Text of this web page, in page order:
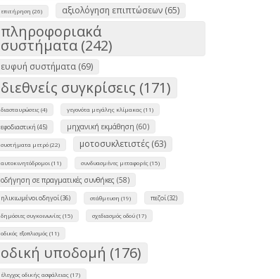
επιτήρηση (26) αξιολόγηση επιπτώσεων (65)
πληροφοριακά
συστήματα (242)
ευφυή συστήματα (69)
διεθνείς συγκρίσεις (171)
διασταυρώσεις (4) γεγονότα μεγάλης κλίμακας (11)
εφοδιαστική (45) μηχανική εκμάθηση (60)
συστήματα μετρό (22) μοτοσυκλετιστές (63)
αυτοκινητόδρομοι (11) συνδυασμένες μεταφορές (15)
οδήγηση σε πραγματικές συνθήκες (58)
ηλικιωμένοι οδηγοί (36) στάθμευση (19) πεζοί (32)
δημόσιες συγκοινωνίες (15) σχεδιασμός οδού (17)
οδικός εξοπλισμός (11)
οδική υποδομή (176)
έλεγχος οδικής ασφάλειας (17)